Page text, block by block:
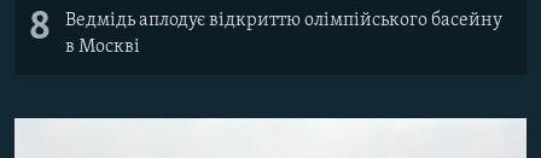
8
Ведмідь аплодує відкриттю олімпійського басейну
в Москві